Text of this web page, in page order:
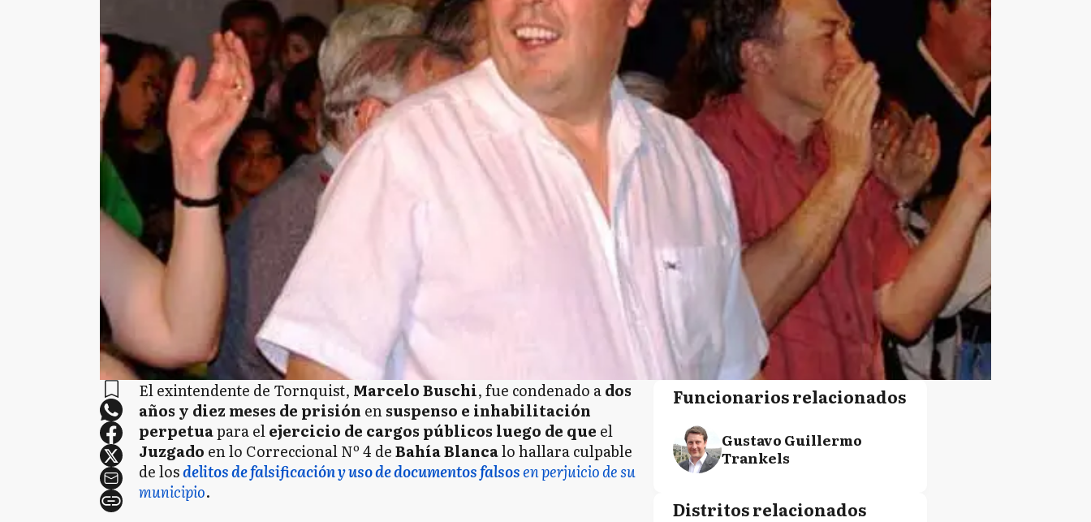
El exintendente de Tornquist, Marcelo Buschi, fue condenado ados
años y diez meses de prisión ensuspenso e inhabilitación
perpetuapara elejercicio de cargos públicos luego de que el
Juzgado en lo Correccional Nº 4 deBahía Blancalo hallara culpable
de losdelitos de falsificación y uso de documentos falsosen perjuicio de su
municipio.
Funcionarios relacionados
Gustavo Guillermo
Trankels
Distritos relacionados